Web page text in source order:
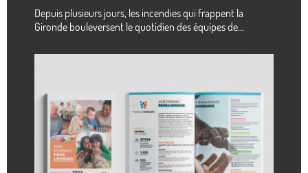
Depuis plusieurs jours, les incendies qui frappent la
Gironde bouleversent le quotidien des équipes de...